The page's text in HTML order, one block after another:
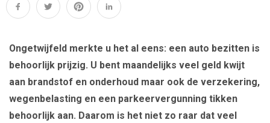
Ongetwijfeld merkte u het al eens: een auto bezitten is
behoorlijk prijzig. U bent maandelijks veel geld kwijt
aan brandstof en onderhoud maar ook de verzekering,
wegenbelasting en een parkeervergunning tikken
behoorlijk aan. Daarom is het niet zo raar dat veel